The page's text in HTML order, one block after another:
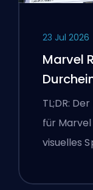
23 Jul 2026
Marvel
vom 16.
TL;DR:
für
visuelles